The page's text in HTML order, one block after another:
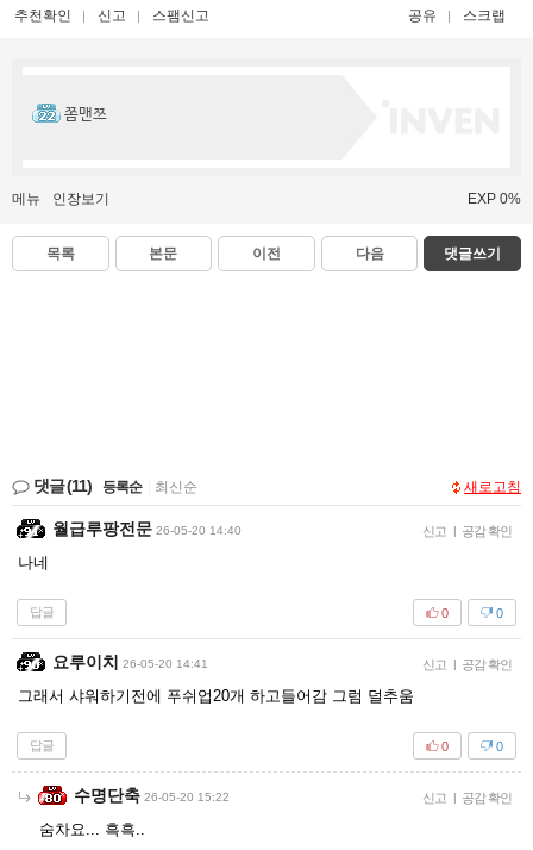
추천확인 신고 스팸신고 공유 스크랩
쫌맨쯔
메뉴 인장보기 EXP 0%
목록 본문 이전 다음 댓글쓰기
댓글(11) 등록순 최신순 새로고침
월급루팡전문 26-05-20 14:40 신고 | 공감 확인
나네
답글 0
0
요루이치 26-05-20 14:41 신고 | 공감 확인
그래서 샤워하기전에 푸쉬업20개 하고들어감 그럼 덜추움
답글 0
0
수명단축 26-05-20 15:22 신고 | 공감 확인
숨차요... 흑흑..